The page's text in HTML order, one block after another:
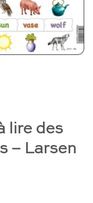
lire des
– Larsen